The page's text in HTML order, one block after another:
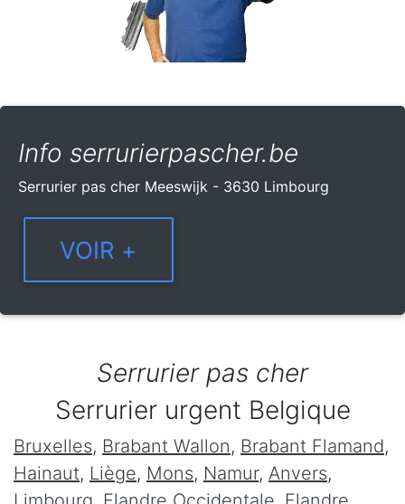
Info serrurierpascher.be
Serrurier pas cher Meeswijk - 3630 Limbourg
Serrurier pas cher
Serrurier urgent Belgique
Bruxelles, Brabant Wallon, Brabant Flamand,
Hainaut, Liège, Mons, Namur, Anvers,